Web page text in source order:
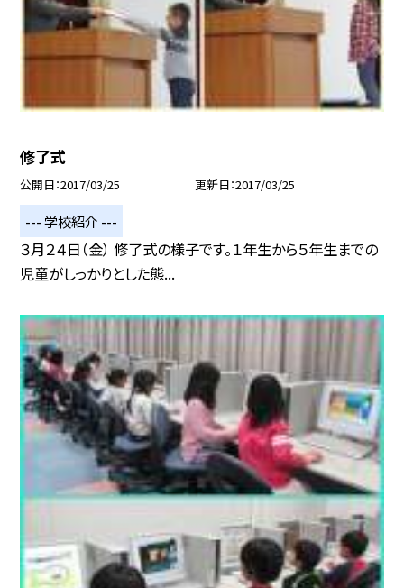
修了式
公開日 2017/03/25 更新日 2017/03/25
--- 学校紹介 ---
３月２４日（金） 修了式の様子です。１年生から５年生までの
児童がしっかりとした態...